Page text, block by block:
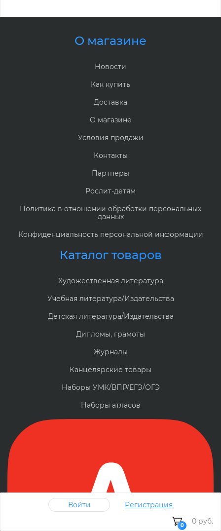
О магазине
Новости
Как купить
Доставка
О магазине
Условия продажи
Контакты
Партнеры
Рослит-детям
Политика в отношении обработки персональных
данных
Конфиденциальность персональной информации
Каталог товаров
Художественная литература
Учебная литература/Издательства
Детская литература/Издательства
Дипломы, грамоты
Журналы
Канцелярские товары
Наборы УМК/ВПР/ЕГЭ/ОГЭ
Наборы атласов
Войти Регистрация
0 0 руб.